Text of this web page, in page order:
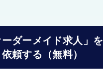
ーダーメイド求人」を
依頼する（無料）